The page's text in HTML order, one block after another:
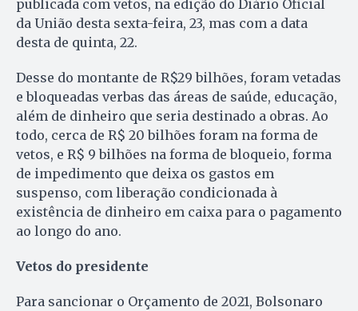
publicada com vetos, na edição do Diário Oficial
da União desta sexta-feira, 23, mas com a data
desta de quinta, 22.
Desse do montante de R$29 bilhões, foram vetadas
e bloqueadas verbas das áreas de saúde, educação,
além de dinheiro que seria destinado a obras. Ao
todo, cerca de R$ 20 bilhões foram na forma de
vetos, e R$ 9 bilhões na forma de bloqueio, forma
de impedimento que deixa os gastos em
suspenso, com liberação condicionada à
existência de dinheiro em caixa para o pagamento
ao longo do ano.
Vetos do presidente
Para sancionar o Orçamento de 2021, Bolsonaro